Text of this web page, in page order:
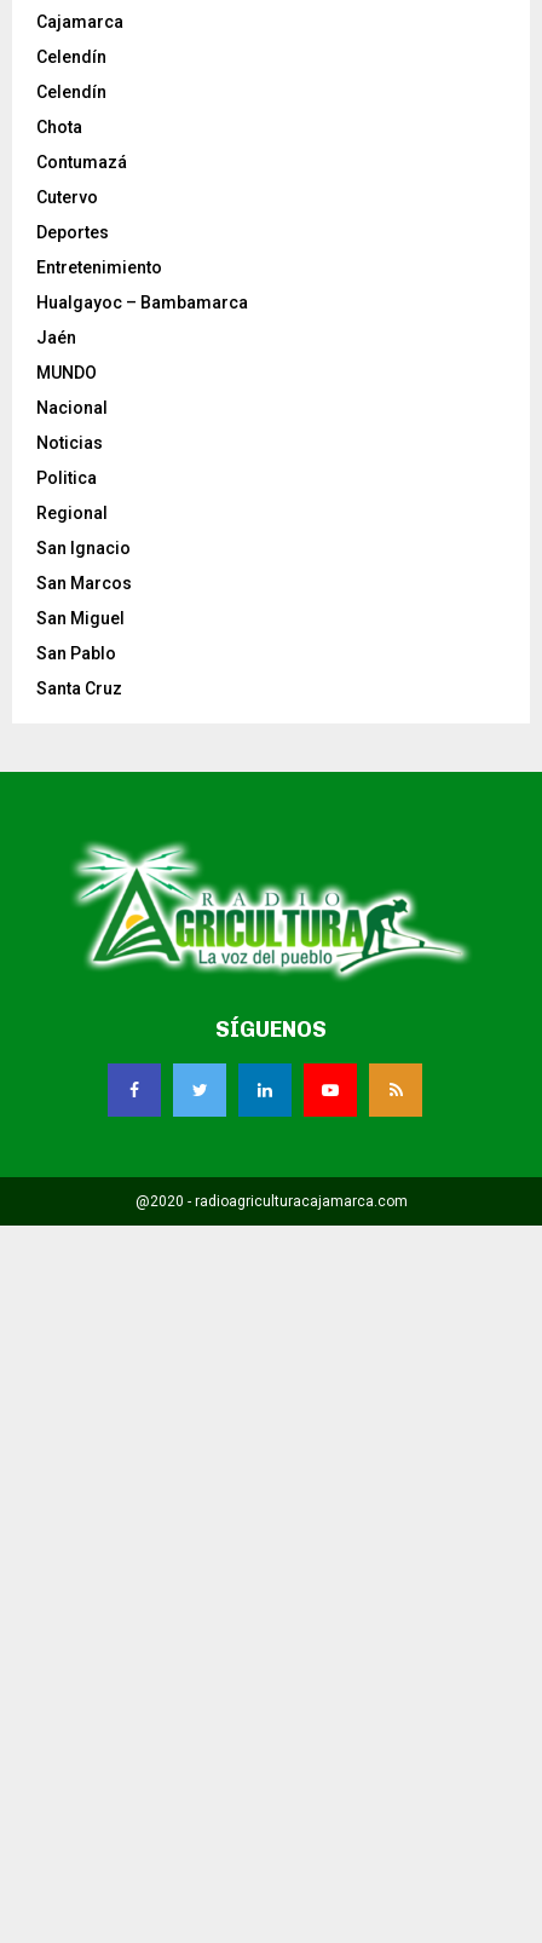
Cajamarca
Celendín
Celendín
Chota
Contumazá
Cutervo
Deportes
Entretenimiento
Hualgayoc – Bambamarca
Jaén
MUNDO
Nacional
Noticias
Politica
Regional
San Ignacio
San Marcos
San Miguel
San Pablo
Santa Cruz
SÍGUENOS
@2020 - radioagriculturacajamarca.com